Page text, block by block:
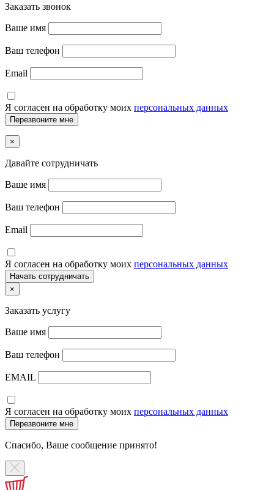
Заказать звонок
Ваше имя
Ваш телефон
Email
Я согласен на обработку моих персональных данных
×
Давайте сотрудничать
Ваше имя
Ваш телефон
Email
Я согласен на обработку моих персональных данных
×
Заказать услугу
Ваше имя
Ваш телефон
EMAIL
Я согласен на обработку моих персональных данных
Спасибо, Ваше сообщение принято!